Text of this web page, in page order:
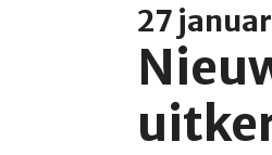
27